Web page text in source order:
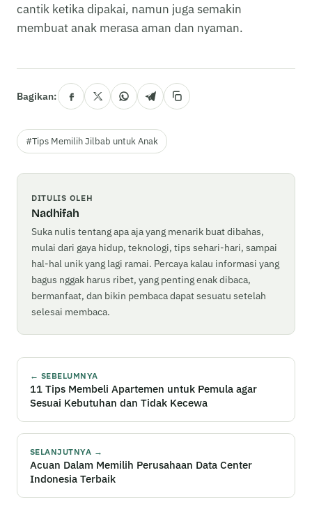
cantik ketika dipakai, namun juga semakin
membuat anak merasa aman dan nyaman.
Bagikan:
#Tips Memilih Jilbab untuk Anak
DITULIS OLEH
Nadhifah
Suka nulis tentang apa aja yang menarik buat dibahas,
mulai dari gaya hidup, teknologi, tips sehari-hari, sampai
hal-hal unik yang lagi ramai. Percaya kalau informasi yang
bagus nggak harus ribet, yang penting enak dibaca,
bermanfaat, dan bikin pembaca dapat sesuatu setelah
selesai membaca.
← SEBELUMNYA
11 Tips Membeli Apartemen untuk Pemula agar
Sesuai Kebutuhan dan Tidak Kecewa
SELANJUTNYA →
Acuan Dalam Memilih Perusahaan Data Center
Indonesia Terbaik